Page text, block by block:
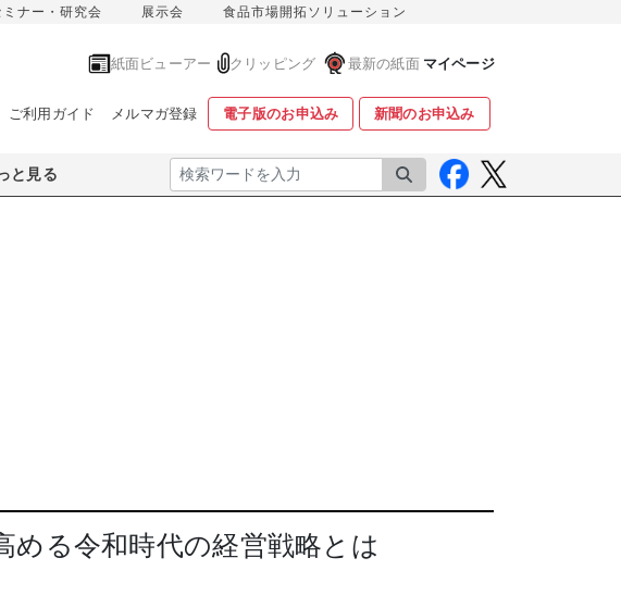
ミナー・研究会 展示会 食品市場開拓ソリューション
紙面ビューアー クリッピング 最新の紙面 マイページ
ご利用ガイド メルマガ登録 電子版のお申込み 新聞のお申込み
と見る 検索
る令和時代の経営戦略とは